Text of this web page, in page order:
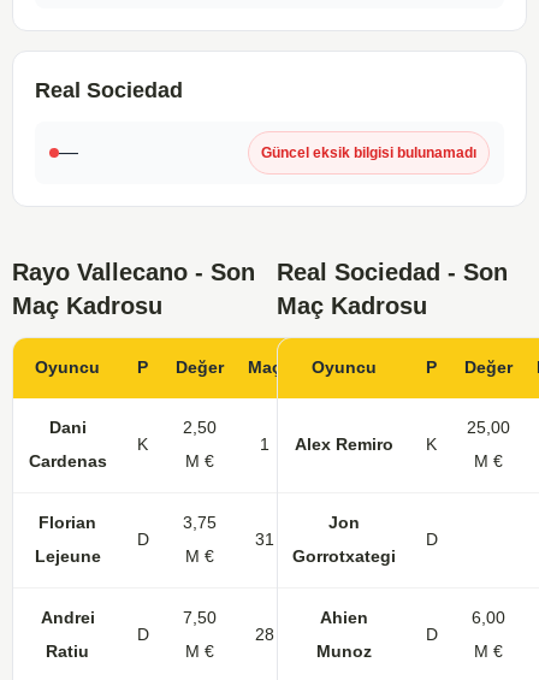
Real Sociedad
— Güncel eksik bilgisi bulunamadı
Rayo Vallecano - Son
Maç Kadrosu
Oyuncu P Değer Maç Gol KK
Dani
Cardenas
K
2,50
M €
1
Florian
Lejeune
D
3,75
M €
31
Andrei
Ratiu
D
7,50
M €
28
Real Sociedad - Son
Maç Kadrosu
Oyuncu P Değer
Alex Remiro K
25,00
M €
Jon
Gorrotxategi
D
Ahien
Munoz
D
6,00
M €